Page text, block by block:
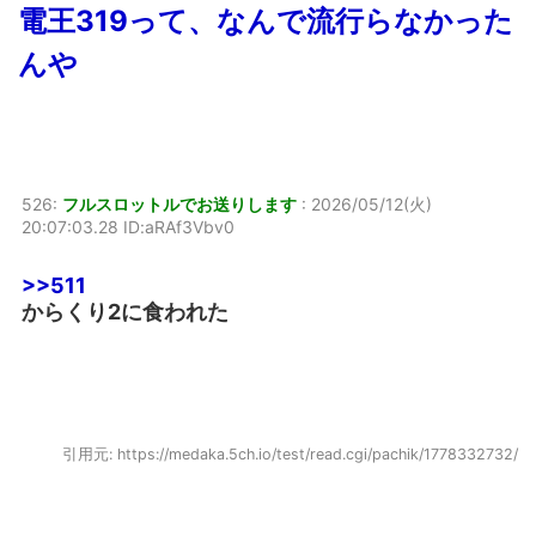
電王319って、なんで流行らなかった
んや
526: フルスロットルでお送りします : 2026/05/12(火)
20:07:03.28 ID:aRAf3Vbv0
>>511
からくり2に食われた
引用元: https://medaka.5ch.io/test/read.cgi/pachik/1778332732/